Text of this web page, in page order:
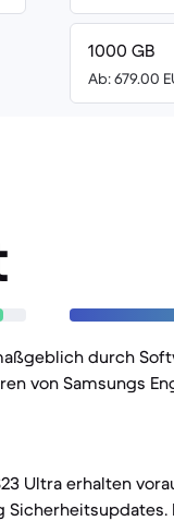
1000 GB
Ab: 679.00
durch
von Samsungs
Ultra erhalten